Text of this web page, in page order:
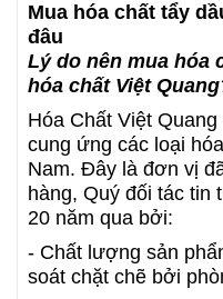
Mua hóa chất tẩy
đâu
Lý do nên mua hóa
hóa chất Việt
Hóa Chất Việt
cung ứng các loại
Nam. Đây là đơn vị
hàng, Quý đối tác tin
20 năm qua bởi:
- Chất lượng sản
soát chặt chẽ bởi